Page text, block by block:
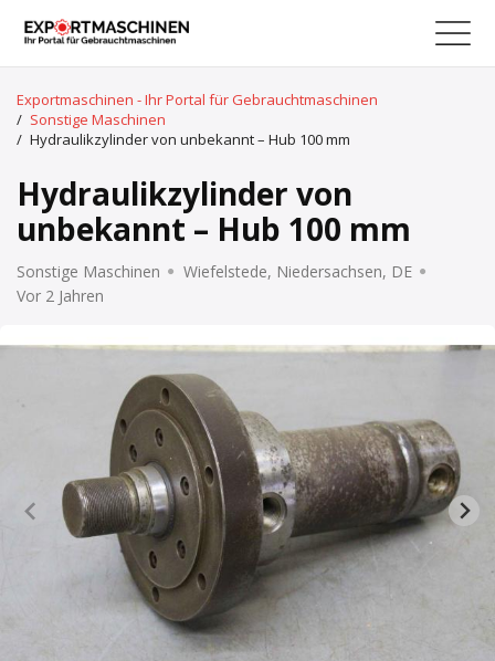
Exportmaschinen - Ihr Portal für Gebrauchtmaschinen
/ Sonstige Maschinen
/ Hydraulikzylinder von unbekannt – Hub 100 mm
Hydraulikzylinder von
unbekannt – Hub 100 mm
Sonstige Maschinen
Wiefelstede, Niedersachsen, DE
Vor 2 Jahren